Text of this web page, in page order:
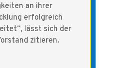
an ihrer
erfolgreich
lässt sich der
zitieren.